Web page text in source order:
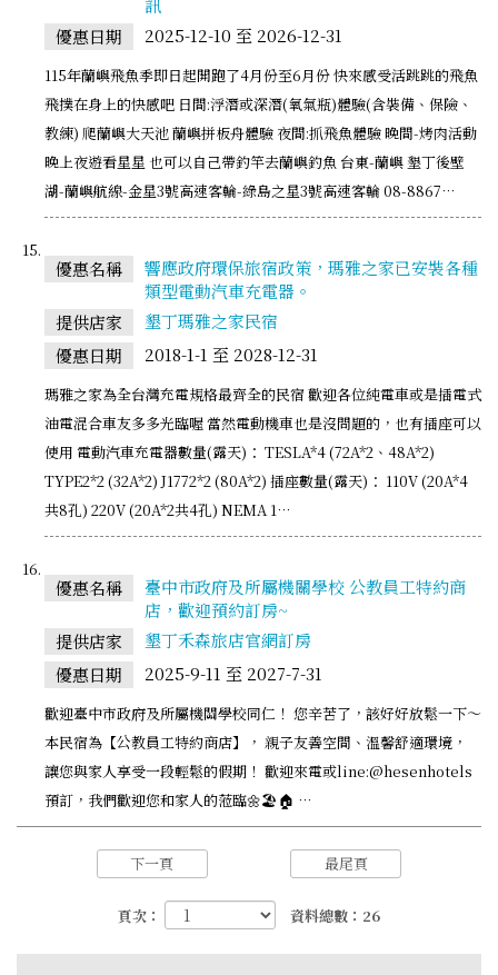
優惠日期
2025-12-10 至 2026-12-31
115年蘭嶼飛魚季即日起開跑了4月份至6月份 快來感受活跳跳的飛魚
飛撲在身上的快感吧 日間:浮潛或深潛(氧氣瓶)體驗(含裝備、保險、
教練) 爬蘭嶼大天池 蘭嶼拼板舟體驗 夜間:抓飛魚體驗 晚間-烤肉活動
晚上夜遊看星星 也可以自己帶釣竿去蘭嶼釣魚 台東-蘭嶼 墾丁後壁
湖-蘭嶼航線-金星3號高速客輪-綠島之星3號高速客輪 08-8867…
優惠名稱
響應政府環保旅宿政策，瑪雅之家已安裝各種
類型電動汽車充電器。
提供店家
墾丁瑪雅之家民宿
優惠日期
2018-1-1 至 2028-12-31
瑪雅之家為全台灣充電規格最齊全的民宿 歡迎各位純電車或是插電式
油電混合車友多多光臨喔 當然電動機車也是沒問題的，也有插座可以
使用 電動汽車充電器數量(露天)： TESLA*4 (72A*2、48A*2)
TYPE2*2 (32A*2) J1772*2 (80A*2) 插座數量(露天)： 110V (20A*4
共8孔) 220V (20A*2共4孔) NEMA 1…
優惠名稱
臺中市政府及所屬機關學校 公教員工特約商
店，歡迎預約訂房~
提供店家
墾丁禾森旅店官網訂房
優惠日期
2025-9-11 至 2027-7-31
歡迎臺中市政府及所屬機關學校同仁！ 您辛苦了，該好好放鬆一下～
本民宿為【公教員工特約商店】， 親子友善空間、溫馨舒適環境，
讓您與家人享受一段輕鬆的假期！ 歡迎來電或line:@hesenhotels
預訂，我們歡迎您和家人的蒞臨🌼🏖️🏠 …
下一頁 最尾頁
頁次： 資料總數：26